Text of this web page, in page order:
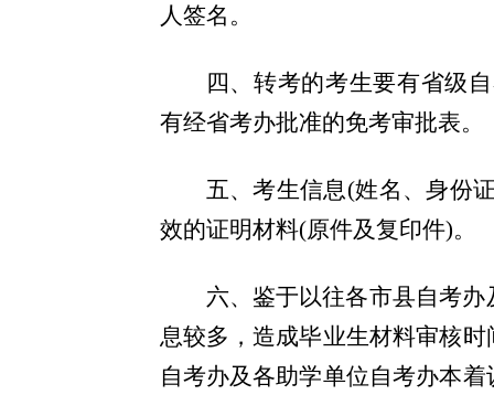
人签名。
四、 转考的考生要有省级
有经省考办批准的免考审批表。
五、考生信息(姓名、身份
效的证明材料(原件及复印件)。
六、鉴于以往各市县自考
息较多，造成毕业生材料审核
自考办及各助学单位自考办本